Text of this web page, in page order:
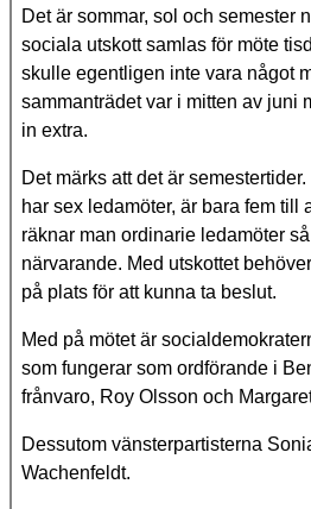
Det är sommar, sol och semester
sociala utskott samlas för möte
skulle egentligen inte vara något
sammanträdet var i mitten av juni
in extra.
Det märks att det är
har sex ledamöter, är bara fem till
räknar man ordinarie ledamöter
närvarande. Med utskottet
på plats för att kunna ta beslut.
Med på mötet är
som fungerar som ordförande i
frånvaro, Roy Olsson och
Dessutom vänsterpartisterna
Wachenfeldt.